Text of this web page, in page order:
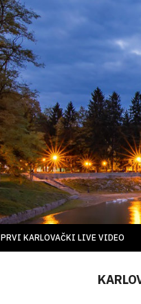
PRVI KARLOVAČKI LIVE VIDEO